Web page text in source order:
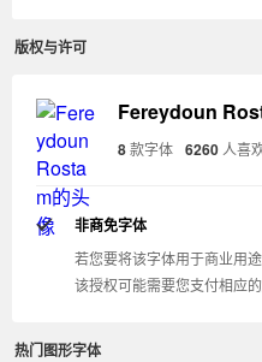
版权与许可
Fereydoun
8款字体 6260 人喜
非商免字体
若您要将该字体用于商业用
该授权可能需要您支付相应的
热门图形字体